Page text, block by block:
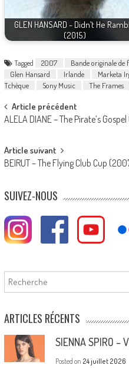
GLEN HANSARD - Didn’t He
(2015)
Tagged 2007 Bande originale de
Glen Hansard
Irlande Marketa
Tchèque
Sony Music The Frames
Post
navigation
Article précédent
ALELA DIANE – The Pirate’s
Article suivant
BEIRUT – The Flying Club Cup
SUIVEZ-NOUS
Rechercher
ARTICLES RÉCENTS
SIENNA SPIRO –
Posted on 24 juillet 2026